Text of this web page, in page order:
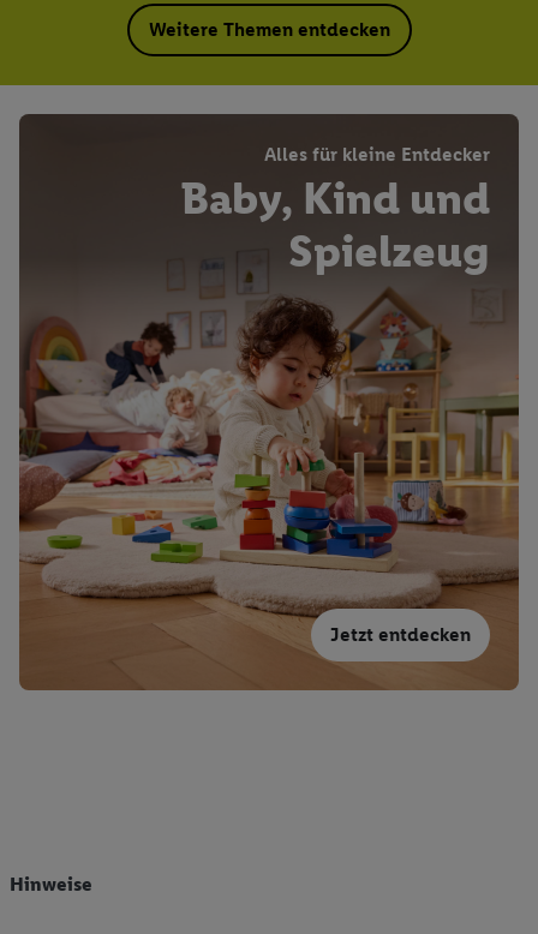
Weitere Themen entdecken
Alles für kleine Entdecker
Baby, Kind und
Spielzeug
Jetzt entdecken
Hinweise